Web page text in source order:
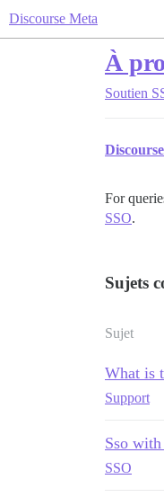
Discourse Meta
À
Soutien
Discourse
For
SSO.
Sujets
Sujet
What is
Support
Sso
SSO